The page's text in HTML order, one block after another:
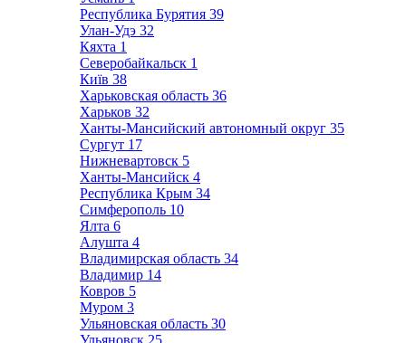
Республика Бурятия 39
Улан-Удэ 32
Кяхта 1
Северобайкальск 1
Київ 38
Харьковская область 36
Харьков 32
Ханты-Мансийский автономный округ 35
Сургут 17
Нижневартовск 5
Ханты-Мансийск 4
Республика Крым 34
Симферополь 10
Ялта 6
Алушта 4
Владимирская область 34
Владимир 14
Ковров 5
Муром 3
Ульяновская область 30
Ульяновск 25